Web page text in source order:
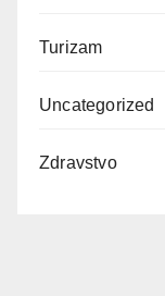
Turizam
Uncategorized
Zdravstvo